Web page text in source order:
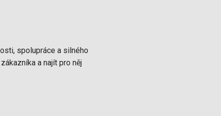
spolupráce a silného
a najít pro něj